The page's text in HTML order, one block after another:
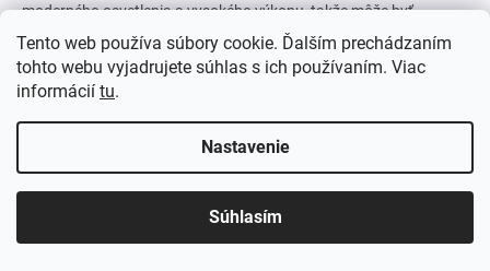
Tento web používa súbory cookie. Ďalším prechádzaním
tohto webu vyjadrujete súhlas s ich používaním. Viac
informácií tu.
Nastavenie
Súhlasím
moderného osvetlenia a vysokého výkonu, takže môže byť...